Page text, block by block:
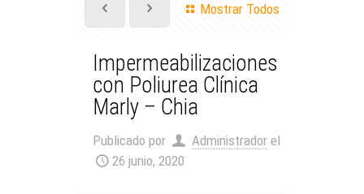
Mostrar Todos
Impermeabilizaciones
con Poliurea Clínica
Marly – Chia
Publicado por Administrador el
26 junio, 2020